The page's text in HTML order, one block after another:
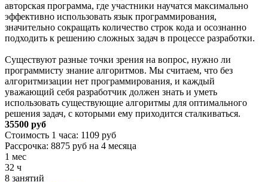
авторская программа, где участники научатся максимально
эффективно использовать язык программирования,
значительно сокращать количество строк кода и осознанно
подходить к решению сложных задач в процессе разработки.
Существуют разные точки зрения на вопрос, нужно ли
программисту знание алгоритмов. Мы считаем, что без
алгоритмизации нет программирования, и каждый
уважающий себя разработчик должен знать и уметь
использовать существующие алгоритмы для оптимального
решения задач, с которыми ему приходится сталкиваться.
35500 руб
Стоимость 1 часа: 1109 руб
Рассрочка: 8875 руб на 4 месяца
1 мес
32 ч
8 занятий